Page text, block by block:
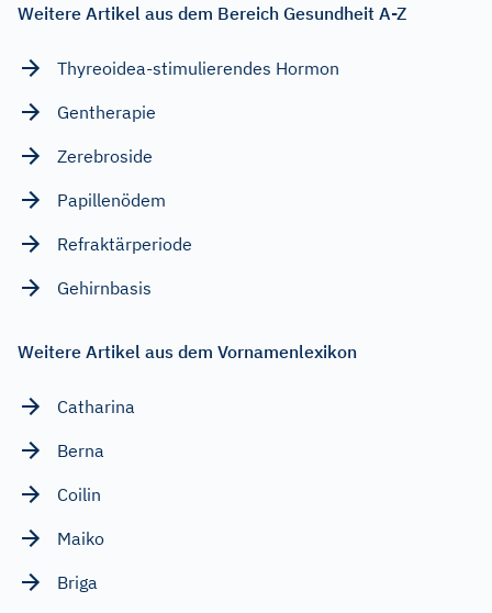
Weitere Artikel aus dem Bereich Gesundheit A-Z
Thyreoidea-stimulierendes Hormon
Gentherapie
Zerebroside
Papillenödem
Refraktärperiode
Gehirnbasis
Weitere Artikel aus dem Vornamenlexikon
Catharina
Berna
Coilin
Maiko
Briga